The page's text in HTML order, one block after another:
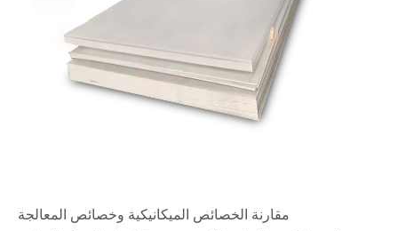
مقارنة الخصائص الميكانيكية وخصائص المعالجة